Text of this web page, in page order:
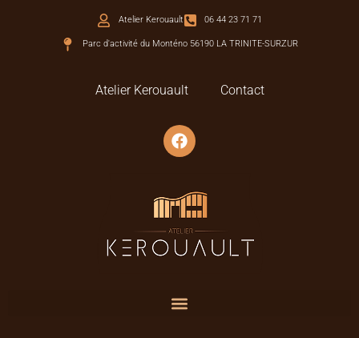
Atelier Kerouault 06 44 23 71 71
Parc d'activité du Monténo 56190 LA TRINITE-SURZUR
Atelier Kerouault Contact